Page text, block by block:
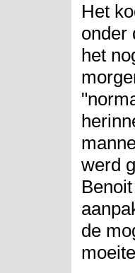
Het
onder
het
werd
de